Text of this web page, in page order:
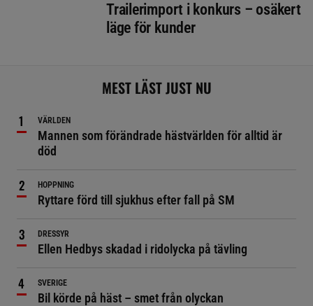
Trailerimport i konkurs – osäkert
läge för kunder
MEST LÄST JUST NU
VÄRLDEN
Mannen som förändrade hästvärlden för alltid är
död
HOPPNING
Ryttare förd till sjukhus efter fall på SM
DRESSYR
Ellen Hedbys skadad i ridolycka på tävling
SVERIGE
Bil körde på häst – smet från olyckan